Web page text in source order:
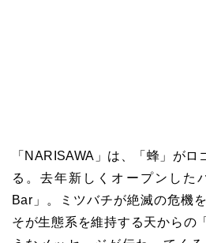
「NARISAWA」は、「蜂」が
る。去年新しくオープンした
Bar」。ミツバチが絶滅の危機
そが生態系を維持する天からの